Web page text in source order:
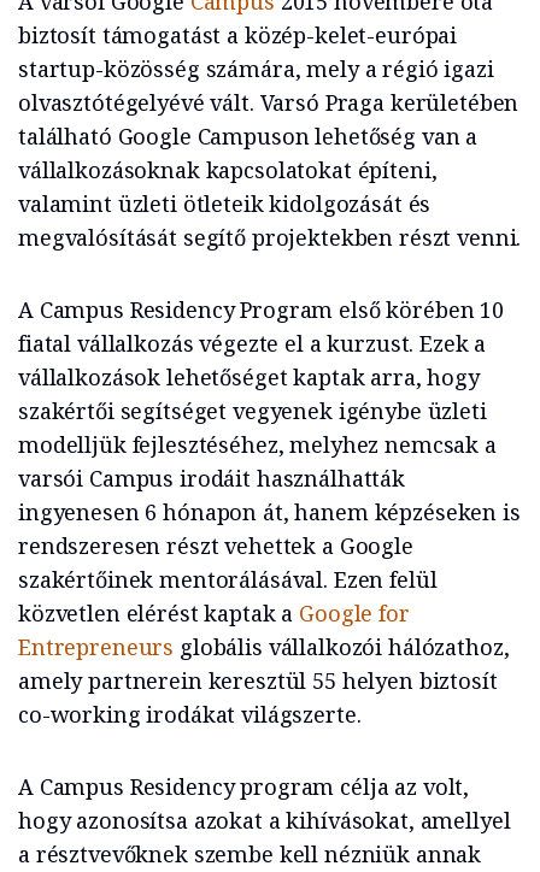
biztosít támogatást a közép-kelet-európai
startup-közösség számára, mely a régió igazi
olvasztótégelyévé vált. Varsó Praga kerületében
található Google Campuson lehetőség van a
vállalkozásoknak kapcsolatokat építeni,
valamint üzleti ötleteik kidolgozását és
megvalósítását segítő projektekben részt venni.
A Campus Residency Program első körében 10
fiatal vállalkozás végezte el a kurzust. Ezek a
vállalkozások lehetőséget kaptak arra, hogy
szakértői segítséget vegyenek igénybe üzleti
modelljük fejlesztéséhez, melyhez nemcsak a
varsói Campus irodáit használhatták
ingyenesen 6 hónapon át, hanem képzéseken is
rendszeresen részt vehettek a Google
szakértőinek mentorálásával. Ezen felül
közvetlen elérést kaptak a Google for
Entrepreneurs globális vállalkozói hálózathoz,
amely partnerein keresztül 55 helyen biztosít
co-working irodákat világszerte.
A Campus Residency program célja az volt,
hogy azonosítsa azokat a kihívásokat, amellyel
a résztvevőknek szembe kell nézniük annak